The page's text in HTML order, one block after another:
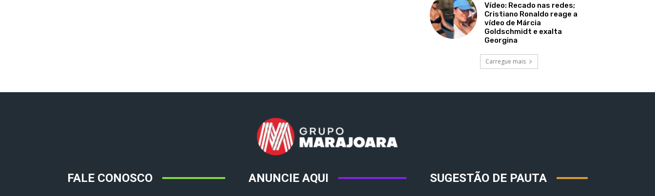
Vídeo: Recado nas redes;
Cristiano Ronaldo reage a
vídeo de Márcia
Goldschmidt e exalta
Georgina
Carregue mais
FALE CONOSCO ANUNCIE AQUI SUGESTÃO DE PAUTA